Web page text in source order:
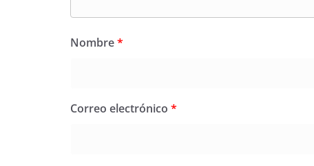
Nombre*
Correo electrónico *